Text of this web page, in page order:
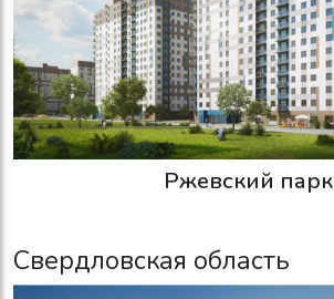
Ржевский парк
Свердловская область